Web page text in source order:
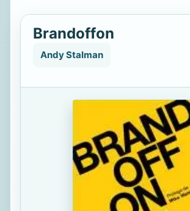
Brandoffon
Andy Stalman